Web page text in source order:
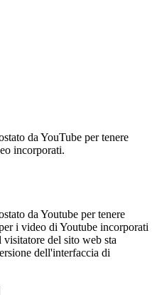
da YouTube per tenere
incorporati.
da Youtube per tenere
i video di Youtube incorporati
del sito web sta
dell'interfaccia di